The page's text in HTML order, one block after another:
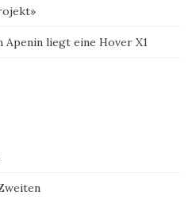
Apenin liegt eine Hover X1